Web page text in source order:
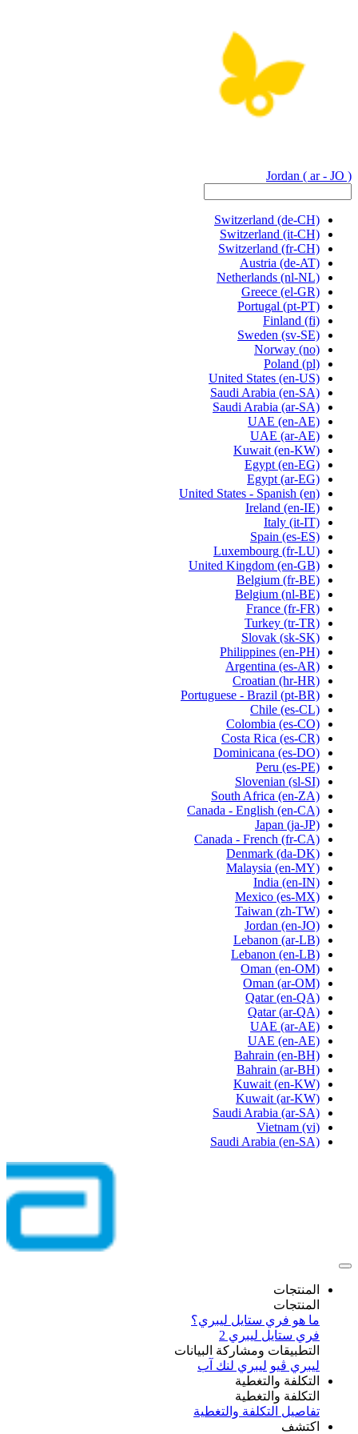
Jordan ( ar - JO )
Switzerland (de-CH)
Switzerland (it-CH)
Switzerland (fr-CH)
Austria (de-AT)
Netherlands (nl-NL)
Greece (el-GR)
Portugal (pt-PT)
Finland (fi)
Sweden (sv-SE)
Norway (no)
Poland (pl)
United States (en-US)
Saudi Arabia (en-SA)
Saudi Arabia (ar-SA)
UAE (en-AE)
UAE (ar-AE)
Kuwait (en-KW)
Egypt (en-EG)
Egypt (ar-EG)
United States - Spanish (en)
Ireland (en-IE)
Italy (it-IT)
Spain (es-ES)
Luxembourg (fr-LU)
United Kingdom (en-GB)
Belgium (fr-BE)
Belgium (nl-BE)
France (fr-FR)
Turkey (tr-TR)
Slovak (sk-SK)
Philippines (en-PH)
Argentina (es-AR)
Croatian (hr-HR)
Portuguese - Brazil (pt-BR)
Chile (es-CL)
Colombia (es-CO)
Costa Rica (es-CR)
Dominicana (es-DO)
Peru (es-PE)
Slovenian (sl-SI)
South Africa (en-ZA)
Canada - English (en-CA)
Japan (ja-JP)
Canada - French (fr-CA)
Denmark (da-DK)
Malaysia (en-MY)
India (en-IN)
Mexico (es-MX)
Taiwan (zh-TW)
Jordan (en-JO)
Lebanon (ar-LB)
Lebanon (en-LB)
Oman (en-OM)
Oman (ar-OM)
Qatar (en-QA)
Qatar (ar-QA)
UAE (ar-AE)
UAE (en-AE)
Bahrain (en-BH)
Bahrain (ar-BH)
Kuwait (en-KW)
Kuwait (ar-KW)
Saudi Arabia (ar-SA)
Vietnam (vi)
Saudi Arabia (en-SA)
المنتجات
المنتجات
ما هو فري ستايل ليبري؟
فري ستايل ليبري 2
التطبيقات ومشاركة البيانات
ليبري ڤيو ليبري لنك آب
التكلفة والتغطية
التكلفة والتغطية
تفاصيل التكلفة والتغطية
اكتشف​